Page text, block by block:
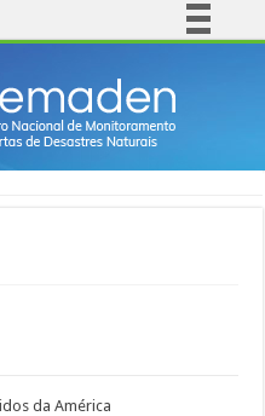
Comunica BR
Participe
Acesso à informação
da América